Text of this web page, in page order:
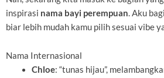
inspirasi nama bayi perempuan. Aku
biar lebih mudah kamu pilih sesuai vibe
Nama Internasional
Chloe: “tunas hijau”,